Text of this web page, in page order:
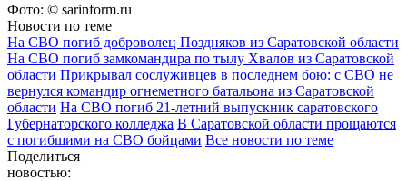
Фото: © sarinform.ru
Новости по теме
На СВО погиб доброволец Поздняков из Саратовской области
На СВО погиб замкомандира по тылу Хвалов из Саратовской
области Прикрывал сослуживцев в последнем бою: с СВО не
вернулся командир огнеметного батальона из Саратовской
области На СВО погиб 21-летний выпускник саратовского
Губернаторского колледжа В Саратовской области прощаются
с погибшими на СВО бойцами Все новости по теме
Поделиться
новостью: